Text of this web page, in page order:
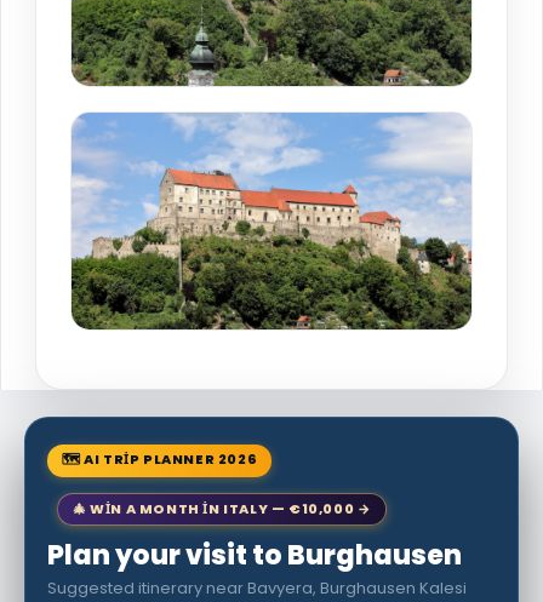
🗺 AI TRIP PLANNER 2026
🎄 WIN A MONTH IN ITALY — €10,000 →
Plan your visit to Burghausen
Suggested itinerary near Bavyera, Burghausen Kalesi